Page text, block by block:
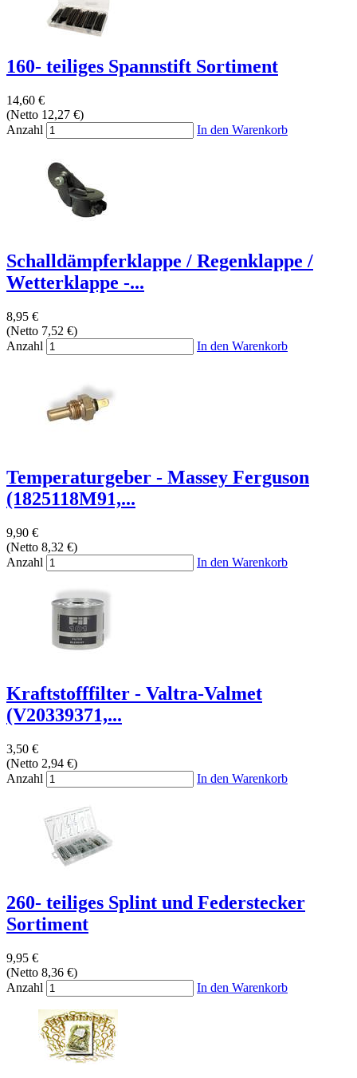
160- teiliges Spannstift Sortiment
14,60 €
(Netto 12,27 €)
Anzahl
In den Warenkorb
Schalldämpferklappe / Regenklappe /
Wetterklappe -...
8,95 €
(Netto 7,52 €)
Anzahl
In den Warenkorb
Temperaturgeber - Massey Ferguson
(1825118M91,...
9,90 €
(Netto 8,32 €)
Anzahl
In den Warenkorb
Kraftstofffilter - Valtra-Valmet
(V20339371,...
3,50 €
(Netto 2,94 €)
Anzahl
In den Warenkorb
260- teiliges Splint und Federstecker
Sortiment
9,95 €
(Netto 8,36 €)
Anzahl
In den Warenkorb